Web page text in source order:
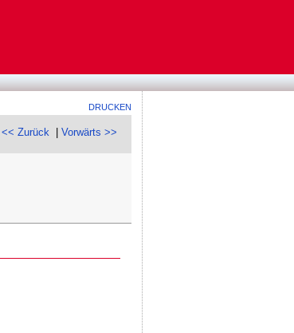
DRUCKEN
<< Zurück |Vorwärts >>